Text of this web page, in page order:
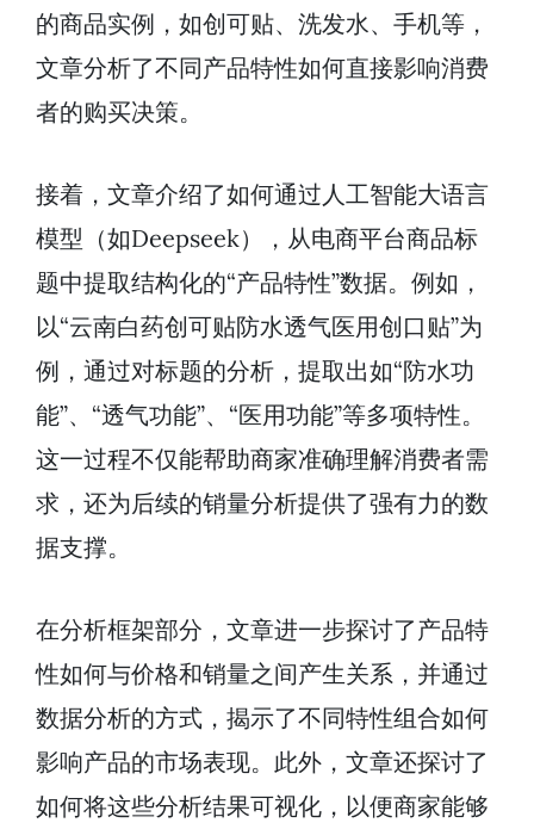
的商品实例，如创可贴、洗发水、手机等，
文章分析了不同产品特性如何直接影响消费
者的购买决策。
接着，文章介绍了如何通过人工智能大语言
模型（如Deepseek），从电商平台商品标
题中提取结构化的“产品特性”数据。例如，
以“云南白药创可贴防水透气医用创口贴”为
例，通过对标题的分析，提取出如“防水功
能”、“透气功能”、“医用功能”等多项特性。
这一过程不仅能帮助商家准确理解消费者需
求，还为后续的销量分析提供了强有力的数
据支撑。
在分析框架部分，文章进一步探讨了产品特
性如何与价格和销量之间产生关系，并通过
数据分析的方式，揭示了不同特性组合如何
影响产品的市场表现。此外，文章还探讨了
如何将这些分析结果可视化，以便商家能够